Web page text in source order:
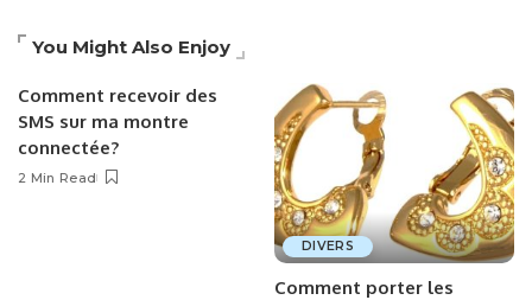
You Might Also Enjoy
Comment recevoir des
SMS sur ma montre
connectée?
2 Min Read
DIVERS
Comment porter les